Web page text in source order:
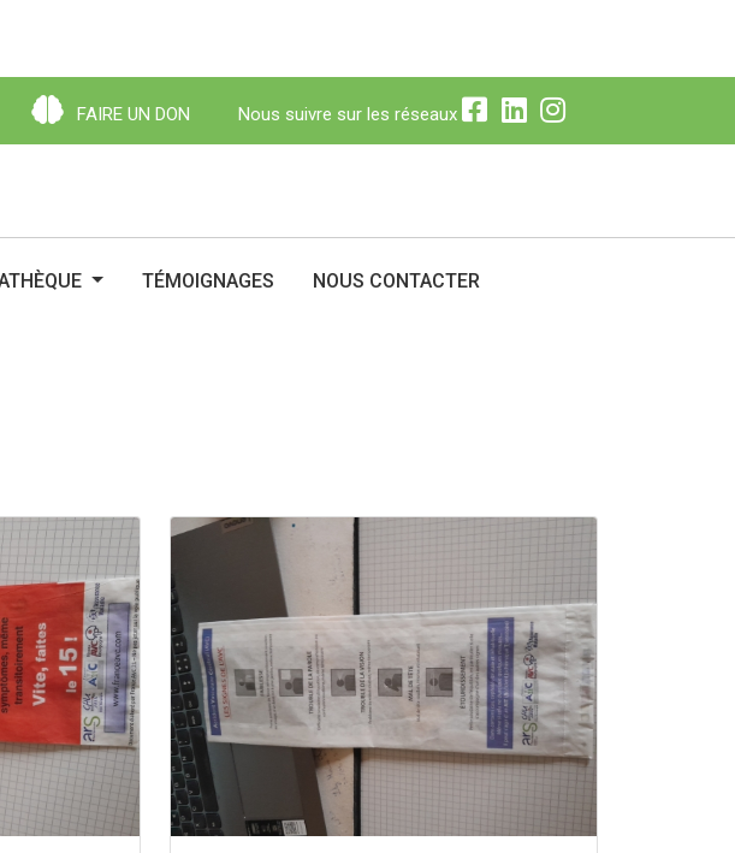
FAIRE UN DON Nous suivre sur les réseaux
TÉMOIGNAGES NOUS CONTACTER